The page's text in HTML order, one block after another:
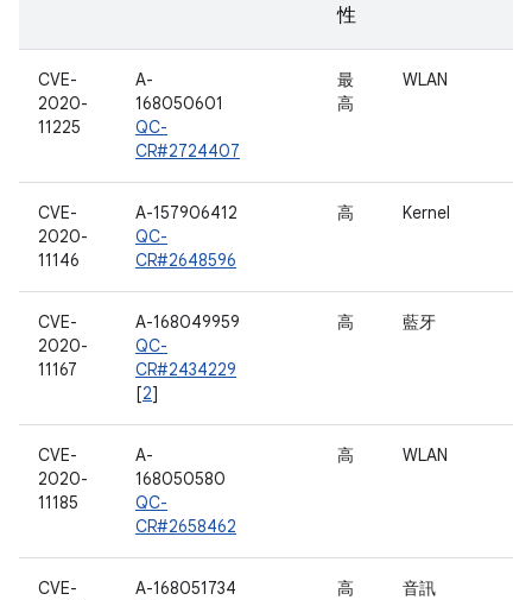
性
CVE-
2020-
11225
A-
168050601
QC-
CR#2724407
最
高
WLAN
CVE-
2020-
11146
A-157906412
QC-
CR#2648596
高 Kernel
CVE-
2020-
11167
A-168049959
QC-
CR#2434229
[2]
高 藍牙
CVE-
2020-
11185
A-
168050580
QC-
CR#2658462
高 WLAN
CVE-
A-168051734
高 音訊